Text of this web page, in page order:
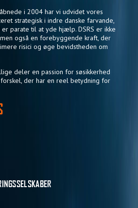
i 2004 har vi udvidet vores
strategisk i indre danske farvande,
parate til at yde hjælp. DSRS er ikke
også en forebyggende kraft, der
risici og øge bevidstheden om
deler en passion for søsikkerhed
der har en reel betydning for